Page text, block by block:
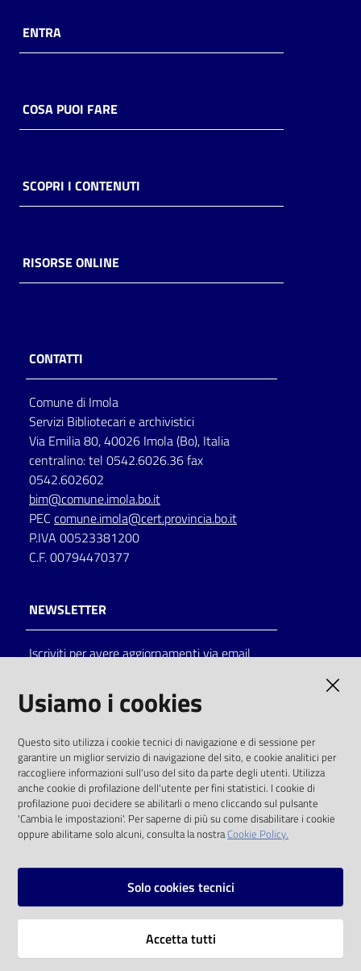
ENTRA
COSA PUOI FARE
SCOPRI I CONTENUTI
RISORSE ONLINE
CONTATTI
Comune di Imola
Servizi Bibliotecari e archivistici
Via Emilia 80, 40026 Imola (Bo), Italia
centralino: tel 0542.6026.36 fax
0542.602602
bim@comune.imola.bo.it
PEC comune.imola@cert.provincia.bo.it
P.IVA 00523381200
C.F. 00794470377
NEWSLETTER
Iscriviti per avere aggiornamenti via email
solo alle condizioni previste dalla direttiva
comunitaria 2003/98/CE e dal d.lgs. 36/2006
SOCIAL
Instagram
Vai alla pagina
Usiamo i cookies
Questo sito utilizza i cookie tecnici di navigazione e di sessione per
garantire un miglior servizio di navigazione del sito, e cookie analitici per
raccogliere informazioni sull'uso del sito da parte degli utenti. Utilizza
anche cookie di profilazione dell'utente per fini statistici. I cookie di
profilazione puoi decidere se abilitarli o meno cliccando sul pulsante
'Cambia le impostazioni'. Per saperne di più su come disabilitare i cookie
oppure abilitarne solo alcuni, consulta la nostraCookie Policy.
Solo cookies tecnici
Accetta tutti